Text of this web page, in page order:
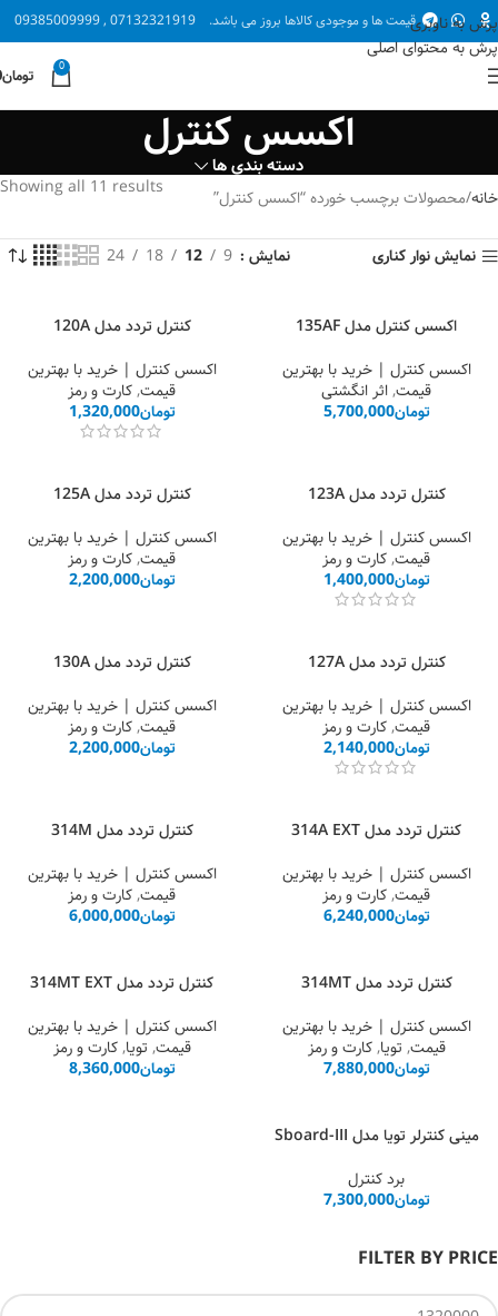
پرش به ناوبری
پرش به محتوای اصلی
قیمت ها و موجودی کالاها بروز می باشد. 07132321919 , 09385009999
0 تومان
اکسس کنترل
دسته بندی ها
FILTER BY PRICE
خانه محصولات برچسب خورده “اکسس کنترل” Showing all 11 results
نمایش نوار کناری نمایش 9
12
18
24
اکسس کنترل مدل 135AF
اکسس کنترل | خرید با بهترین
قیمت,اثر انگشتی
تومان5,700,000
کنترل تردد مدل 120A
اکسس کنترل | خرید با بهترین
قیمت,کارت و رمز
تومان1,320,000
کنترل تردد مدل 123A
اکسس کنترل | خرید با بهترین
قیمت,کارت و رمز
تومان1,400,000
کنترل تردد مدل 125A
اکسس کنترل | خرید با بهترین
قیمت,کارت و رمز
تومان2,200,000
کنترل تردد مدل 127A
اکسس کنترل | خرید با بهترین
قیمت,کارت و رمز
تومان2,140,000
کنترل تردد مدل 130A
اکسس کنترل | خرید با بهترین
قیمت,کارت و رمز
تومان2,200,000
کنترل تردد مدل 314A EXT
اکسس کنترل | خرید با بهترین
قیمت,کارت و رمز
تومان6,240,000
کنترل تردد مدل 314M
اکسس کنترل | خرید با بهترین
قیمت,کارت و رمز
تومان6,000,000
کنترل تردد مدل 314MT
اکسس کنترل | خرید با بهترین
قیمت, تویا,کارت و رمز
تومان7,880,000
کنترل تردد مدل 314MT EXT
اکسس کنترل | خرید با بهترین
قیمت, تویا,کارت و رمز
تومان8,360,000
مینی کنترلر تویا مدل Sboard-III
برد کنترل
تومان7,300,000